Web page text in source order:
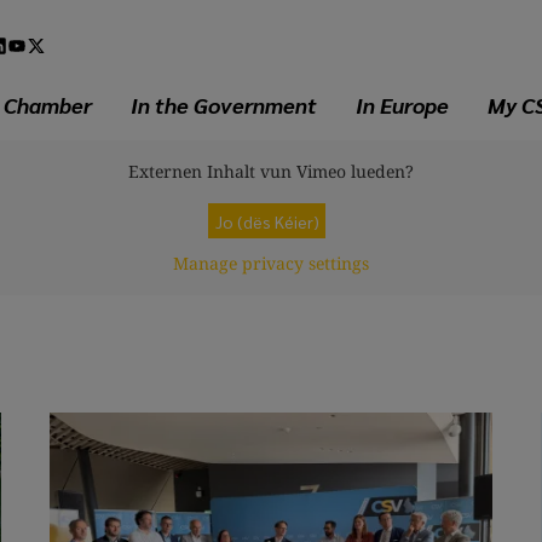
In the Government In Europe My
Externen Inhalt vun Vimeo lueden?
Jo (dës Kéier)
Manage privacy settings